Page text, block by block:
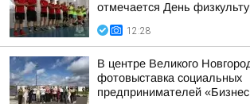
отмечается День
12:28
В центре Великого
фотовыставка социальных
предпринимателей